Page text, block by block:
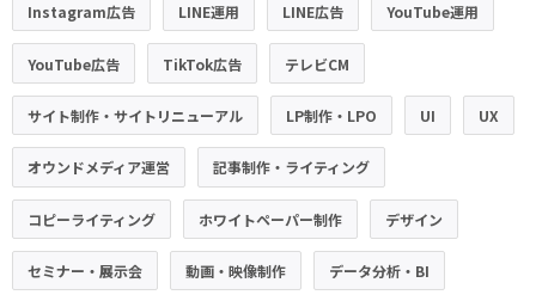
Instagram広告 LINE運用 LINE広告 YouTube運用
YouTube広告 TikTok広告 テレビCM
サイト制作・サイトリニューアル LP制作・LPO UI UX
オウンドメディア運営 記事制作・ライティング
コピーライティング ホワイトペーパー制作 デザイン
セミナー・展示会 動画・映像制作 データ分析・BI